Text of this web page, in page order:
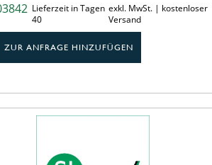
Lieferzeit in Tagen
40
exkl. MwSt. | kostenloser
Versand
ZUR ANFRAGE HINZUFÜGEN